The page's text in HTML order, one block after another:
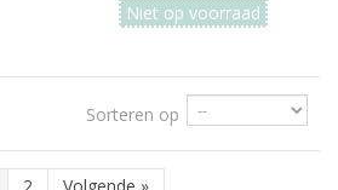
Niet op voorraad
Sorteren op